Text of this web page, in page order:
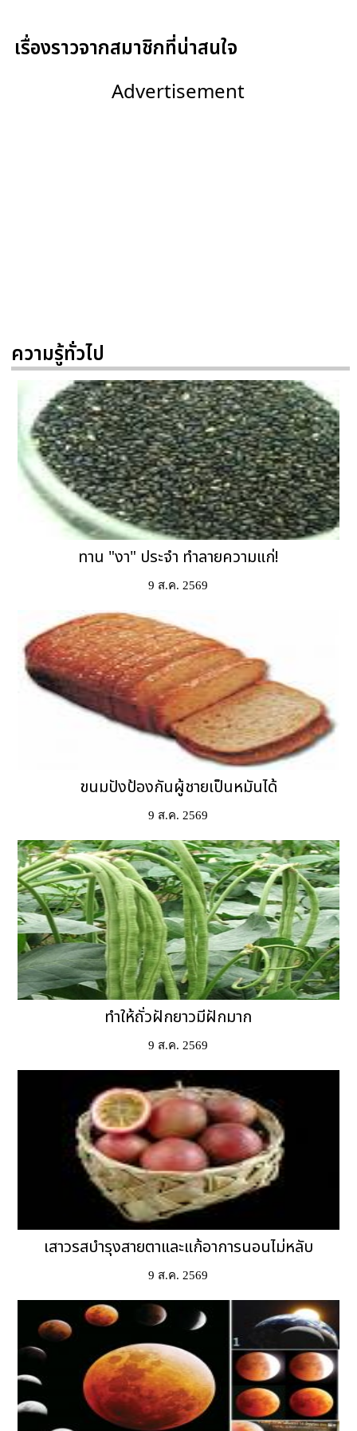
เรื่องราวจากสมาชิกที่น่าสนใจ
Advertisement
ความรู้ทั่วไป
ทาน "งา" ประจำ ทำลายความแก่!
9 ส.ค. 2569
ขนมปังป้องกันผู้ชายเป็นหมันได้
9 ส.ค. 2569
ทำให้ถั่วฝักยาวมีฝักมาก
9 ส.ค. 2569
เสาวรสบำรุงสายตาและแก้อาการนอนไม่หลับ
9 ส.ค. 2569